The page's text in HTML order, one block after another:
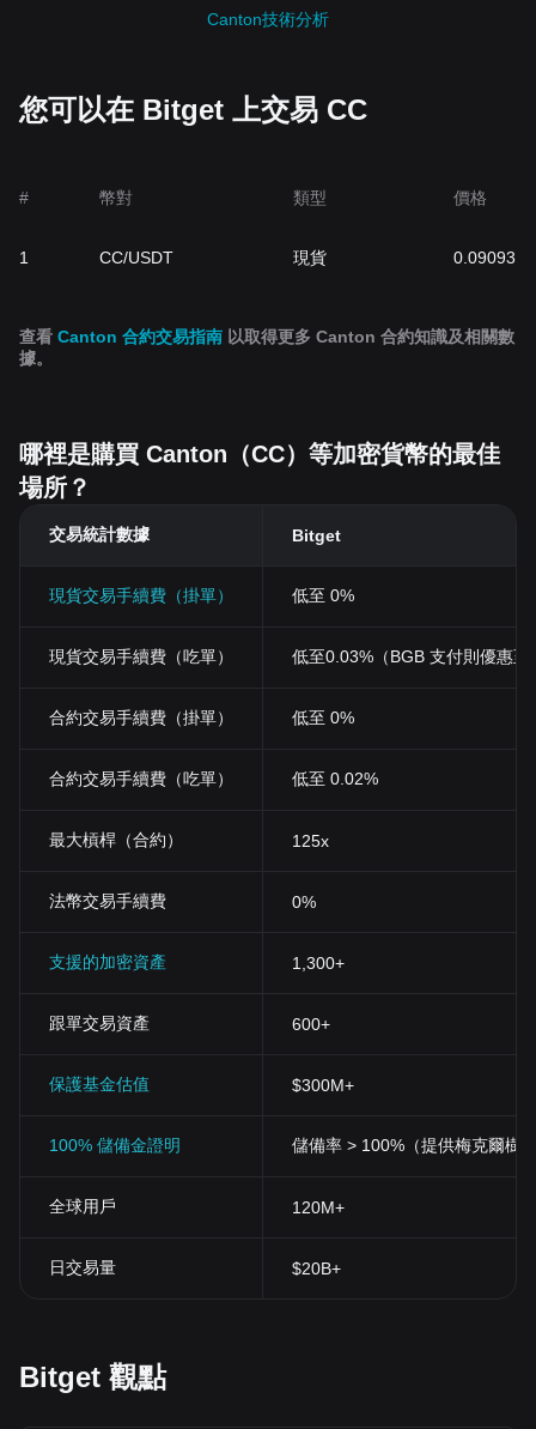
Canton技術分析
您可以在 Bitget 上交易 CC
# 幣對 類型 價格
1 CC/USDT 現貨 0.09093
查看 Canton 合約交易指南 以取得更多 Canton 合約知識及相關數
據。
哪裡是購買 Canton（CC）等加密貨幣的最佳
場所？
交易統計數據 Bitget
現貨交易手續費（掛單） 低至 0%
現貨交易手續費（吃單） 低至0.03%（BGB 支付則優惠至
合約交易手續費（掛單） 低至 0%
合約交易手續費（吃單） 低至 0.02%
最大槓桿（合約） 125x
法幣交易手續費 0%
支援的加密資產 1,300+
跟單交易資產 600+
保護基金估值 $300M+
100% 儲備金證明 儲備率 > 100%（提供梅克爾樹
全球用戶 120M+
日交易量 $20B+
Bitget 觀點